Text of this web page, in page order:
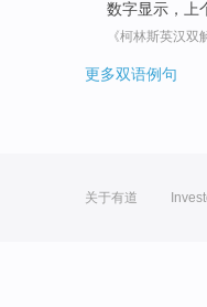
数字显示 ， 上
《柯林斯英汉双
更多双语例句
关于有道